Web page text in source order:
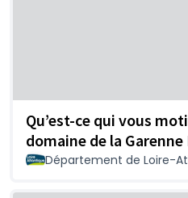
Qu’est-ce qui vous
domaine de la
Département de Loire-